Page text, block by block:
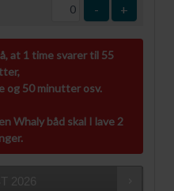
- +
at 1 time svarer til 55
og 50 minutter osv.
Whaly båd skal I lave 2
2026